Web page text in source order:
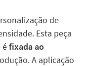
de
Esta peça
fixada ao
A aplicação